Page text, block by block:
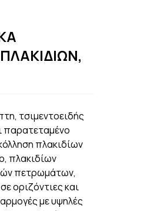
τσιμεντοειδής
παρατεταμένο
πλακιδίων
πλακιδίων
πετρωμάτων,
οριζόντιες και
με υψηλές